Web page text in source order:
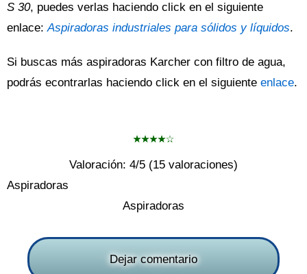
S 30, puedes verlas haciendo click en el siguiente
enlace:Aspiradoras industriales para sólidos y líquidos.
Si buscas más aspiradoras Karcher con filtro de agua,
podrás econtrarlas haciendo click en el siguiente enlace.
Valoración: 4/5 (15 valoraciones)
Aspiradoras
Aspiradoras
Dejar comentario